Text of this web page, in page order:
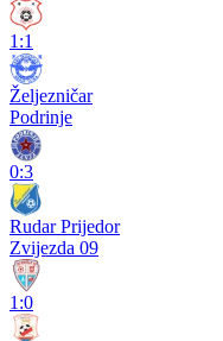
1:1
Željezničar
Podrinje
0:3
Rudar Prijedor
Zvijezda 09
1:0